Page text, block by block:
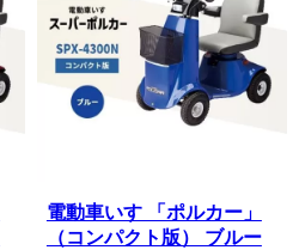
電動車いす 「ポルカー」
（コンパクト版） ブルー